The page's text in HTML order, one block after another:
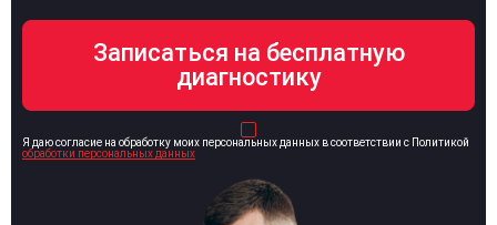
Я даю согласие на обработку моих персональных данных в соответствии с Политикой
обработки персональных данных